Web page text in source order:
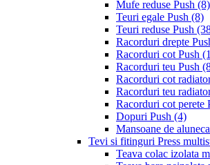
Mufe reduse Push (8)
Teuri egale Push (8)
Teuri reduse Push
Racorduri drepte
Racorduri cot Push
Racorduri teu Push
Racorduri cot
Racorduri teu
Racorduri cot perete
Dopuri Push (4)
Mansoane de
Tevi si fitinguri Press
Teava colac izolata